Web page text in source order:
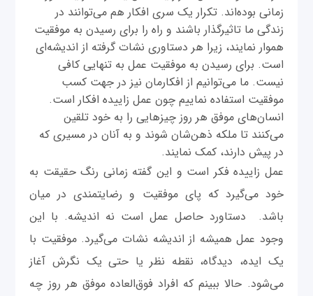
زمانی بوده‌اند. تکرار یک سری افکار هم می‌توانند در
زندگی ما تاثیرگذار باشند و راه را برای رسیدن به موفقیت
هموار نمایند، زیرا هر دستاوری نشات گرفته از اندیشه‌ای
است. برای رسیدن به موفقیت عمل به تنهایی کافی
نیست. ما می‌توانیم از افکارمان نیز در جهت کسب
موفقیت استفاده نماییم چون عمل زاییده افکار است.
انسان‌های موفق هر روز چیزهایی را به خود تلقین
می‌کنند تا ملکه ذهن‌شان شوند و به آنان در مسیری که
در پیش دارند، کمک نمایند.
عمل زاییده فکر است و این گفته زمانی رنگ حقیقت به
خود می‌گیرد که پای موفقیت و رضایتمندی در میان
باشد. دستاورد حاصل عمل است نه اندیشه. با این
وجود عمل همیشه از اندیشه نشات می‌گیرد. موفقیت با
یک ایده، دیدگاه، نقطه نظر یا حتی یک نگرش آغاز
می‌شود. حالا ببینم که افراد فوق‌العاده موفق هر روز چه